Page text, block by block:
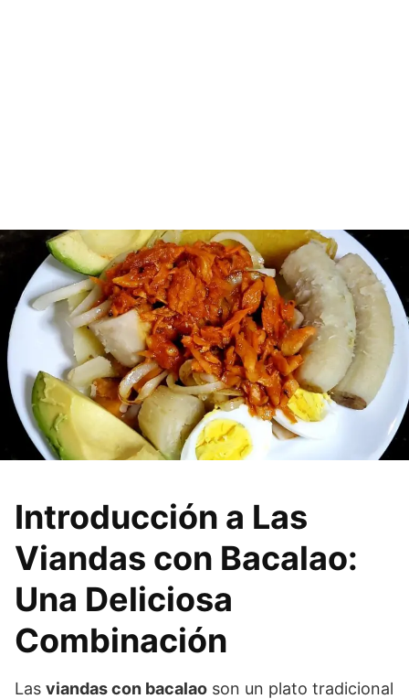
Introducción a Las
Viandas con Bacalao:
Una Deliciosa
Combinación
Las viandas con bacalao son un plato tradicional